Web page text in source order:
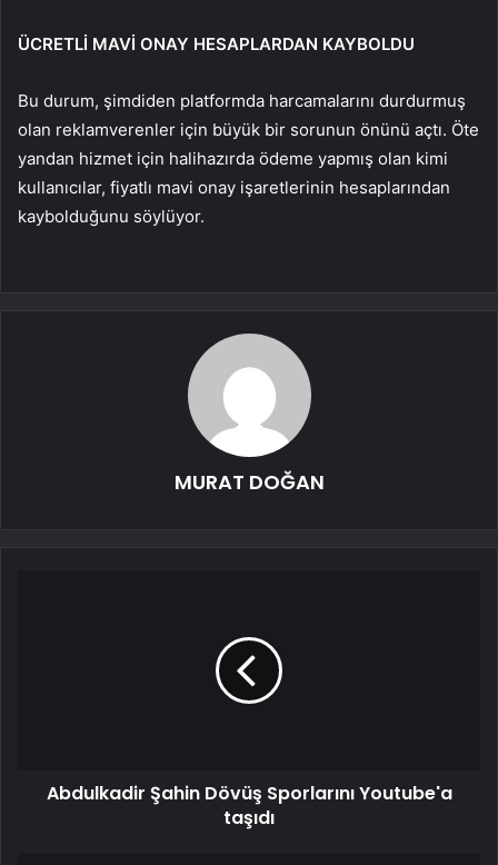
ÜCRETLİ MAVİ ONAY HESAPLARDAN KAYBOLDU
Bu durum, şimdiden platformda harcamalarını durdurmuş
olan reklamverenler için büyük bir sorunun önünü açtı. Öte
yandan hizmet için halihazırda ödeme yapmış olan kimi
kullanıcılar, fiyatlı mavi onay işaretlerinin hesaplarından
kaybolduğunu söylüyor.
MURAT DOĞAN
Abdulkadir Şahin Dövüş Sporlarını Youtube'a
taşıdı